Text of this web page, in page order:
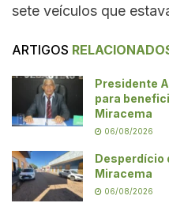
sete veículos que
ARTIGOS
Presidente
para
Miracema
06/08/2026
Desperdício
Miracema
06/08/2026